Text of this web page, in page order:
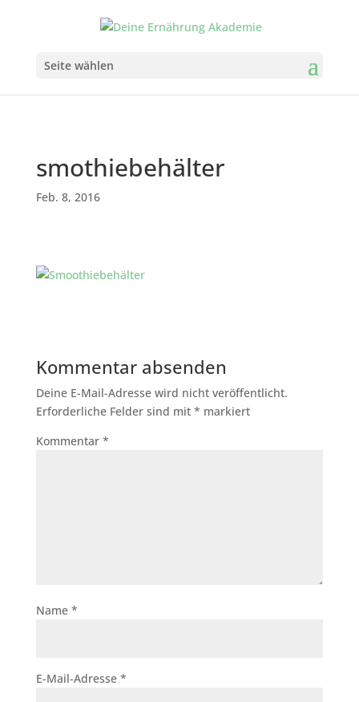
Seite wählen
smothiebehälter
Feb. 8, 2016
Kommentar absenden
Deine E-Mail-Adresse wird nicht veröffentlicht.
Erforderliche Felder sind mit * markiert
Kommentar *
Name *
E-Mail-Adresse *